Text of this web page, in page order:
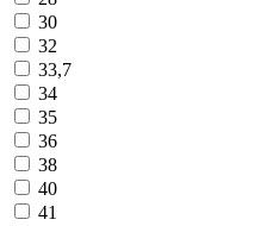
30
32
33,7
34
35
36
38
40
41